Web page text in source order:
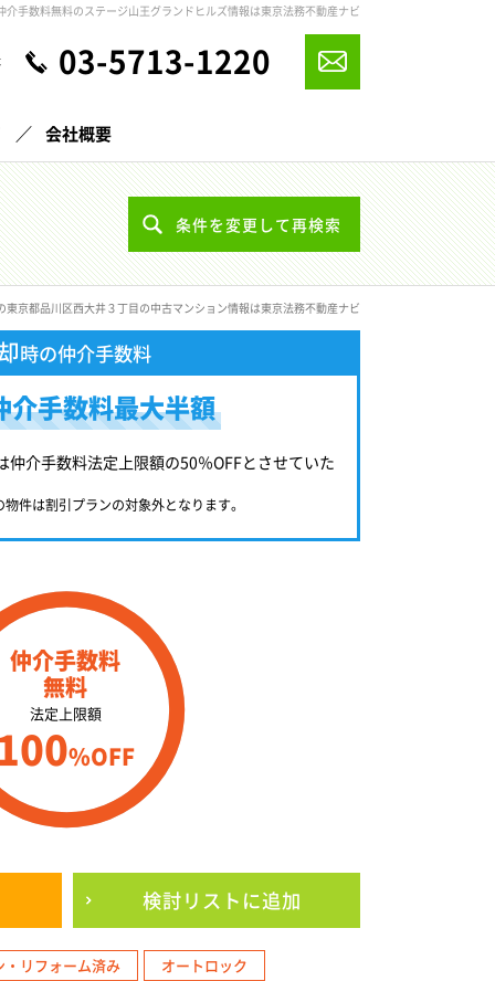
介手数料無料のステージ山王グランドヒルズ情報は東京法務不動産ナビ
03-5713-1220
会社概要
条件を変更して再検索
東京都品川区西大井３丁目の中古マンション情報は東京法務不動産ナビ
時の仲介手数料
介手数料最大半額
介手数料法定上限額の50％OFFとさせていた
件は割引プランの対象外となります。
仲介手数料
無料
法定上限額
%OFF
検討リストに追加
リフォーム済み オートロック